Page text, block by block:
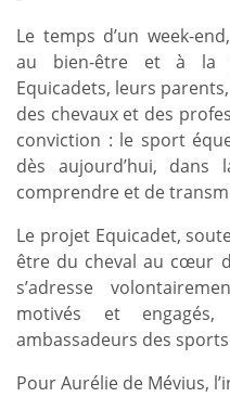
Le temps d’un week-
au bien-être et à la
Equicadets, leurs
des chevaux et des
conviction : le sport
dès aujourd’hui, dans
comprendre et de
Le projet Equicadet,
être du cheval au cœur
s’adresse
motivés et
ambassadeurs des
Pour Aurélie de Mévius,